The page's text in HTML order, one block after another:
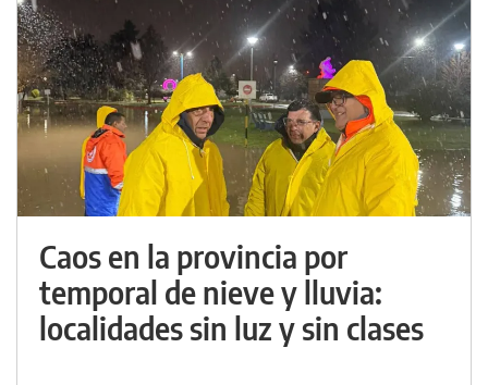
Caos en la provincia por
temporal de nieve y lluvia:
localidades sin luz y sin clases